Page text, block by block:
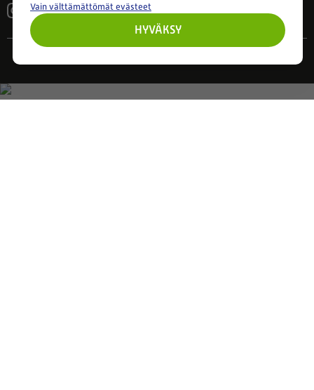
Vain välttämättömät evästeet
HYVÄKSY